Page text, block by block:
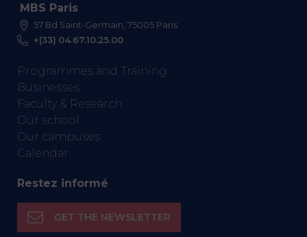
MBS Paris
57 Bd Saint-Germain, 75005 Paris
+(33) 04.67.10.25.00
Programmes and Training
Businesses
Faculty & Research
Our school
Our campuses
Calendar
Restez informé
GET THE NEWSLETTER